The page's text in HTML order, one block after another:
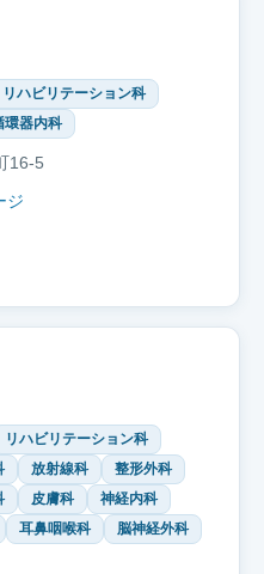
リハビリテーション科
環器内科
16-5
ジ
リハビリテーション科
放射線科
整形外科
皮膚科
神経内科
耳鼻咽喉科
脳神経外科